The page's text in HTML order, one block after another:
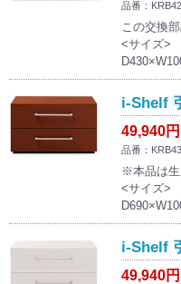
品番：
この交換
<サイズ>
i-Shelf
49,940円
品番：
※本品は生
<サイズ>
i-Shelf
49,940円